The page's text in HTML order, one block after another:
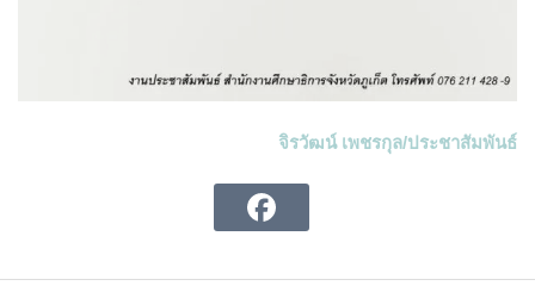
จิรวัฒน์ เพชรกุล/ประชาสัมพันธ์